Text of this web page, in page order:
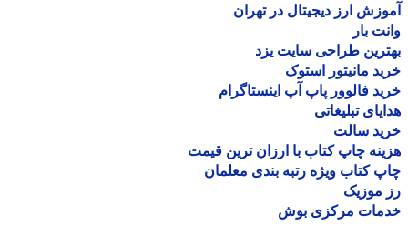
ارز دیجیتال در تهران
بار
طراحی سایت یزد
مانیتور استوک
فالوور پاپ آپ اینستاگرام
تبلیغاتی
سالت
چاپ کتاب با ارزان ترین قیمت
کتاب ویژه رتبه بندی معلمان
موزیک
مرکزی بوش